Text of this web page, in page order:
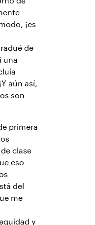
¡es
de
una
aún así,
son
primera
clase
eso
del
me
y